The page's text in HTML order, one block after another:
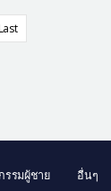
รรมผู้ชาย อื่นๆ